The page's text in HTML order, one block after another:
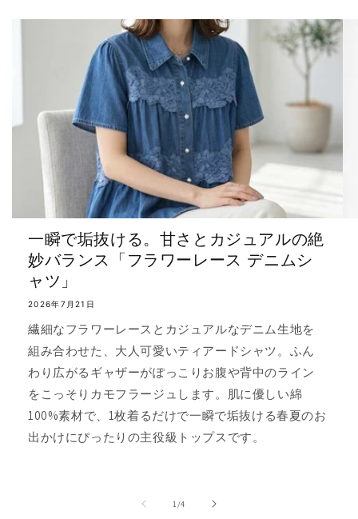
一瞬で垢抜ける。甘さとカジュアルの絶
妙バランス「フラワーレース デニムシ
ャツ」
2026年7月21日
繊細なフラワーレースとカジュアルなデニム生地を
組み合わせた、大人可愛いティアードシャツ。ふん
わり広がるギャザーがぽっこりお腹や背中のライン
をこっそりカモフラージュします。肌に優しい綿
100%素材で、1枚着るだけで一瞬で垢抜ける春夏のお
出かけにぴったりの主役級トップスです。
1/の
4